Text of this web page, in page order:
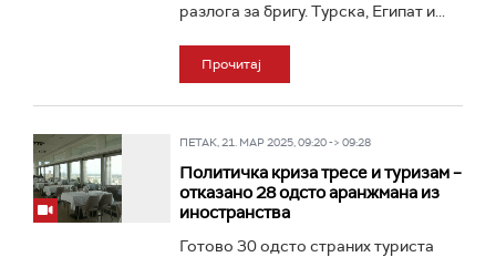
разлога за бригу. Турска, Египат и...
Прочитај
ПЕТАК, 21. МАР 2025, 09:20 -> 09:28
Политичка криза тресе и туризам –
отказано 28 одсто аранжмана из
иностранства
Готово 30 одсто страних туриста